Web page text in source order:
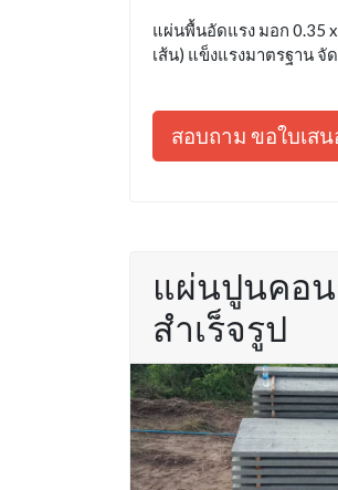
แผ่นพื้นอัดแรง มอก 0.35 x
เส้น) แข็งแรงมาตรฐาน จั
สอบถาม ขอใบเส
แผ่นปูนคอ
สำเร็จรูป